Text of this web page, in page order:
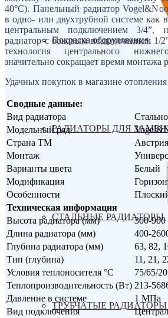
Покраска оборудования
РАДИАТОРЫ ДЛЯ
СТАЛЬНЫЕ РАДИАТОРЫ
ТРУБЧАТЫЕ РАДИАТОРЫ
40°C). Панельный радиатор
в одно- или двухтрубной системе как
центральным подключением 3/4”,
радиатор с боковым подключением 1/
технология центрального
значительно сокращает время монтажа
Удачных покупок в магазине отопления
Сводные данные:
Вид радиатора
Модельный ряд
Страна ТМ
Австрия
Монтаж
Варианты цвета
Белый
Модификация
Особенности
Техническая информация
Высота радиатора (мм)
300-900
Длина радиатора (мм)
400-
Глубина радиатора (мм)
63, 82,
Тип (глубина)
11, 21,
Условия теплоносителя °С
75/65/20
Теплопроизводительность (Вт) 213-
Давление в системе
1 МПа
Вид подключения